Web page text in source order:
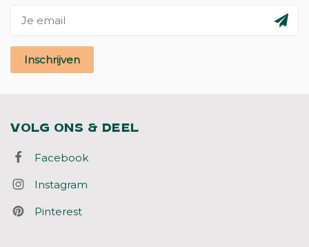
Inschrijven
VOLG ONS & DEEL
Facebook
Instagram
Pinterest